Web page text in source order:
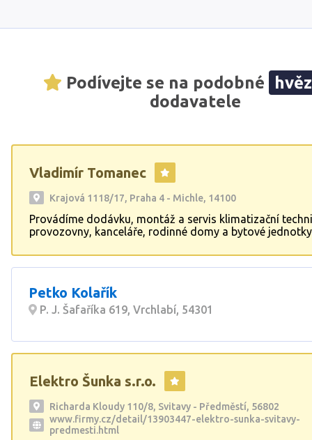
Podívejte se na podobné
dodavatele
Vladimír Tomanec
Krajová 1118/17, Praha 4 - Michle, 14100
Provádíme dodávku, montáž a servis klimatizační
provozovny, kanceláře, rodinné domy a bytové
plynových kotlů, servis kondenzačních kotlů, servis
Montáž plynových kotlů, montáž kondenzačních kotlů,
systémy měření a regulace.
Petko Kolařík
P. J. Šafaříka 619, Vrchlabí, 54301
Elektro Šunka s.r.o.
Richarda Kloudy 110/8, Svitavy - Předměstí, 56802
www.firmy.cz/detail/13903447-elektro-sunka-svitavy-
predmesti.html